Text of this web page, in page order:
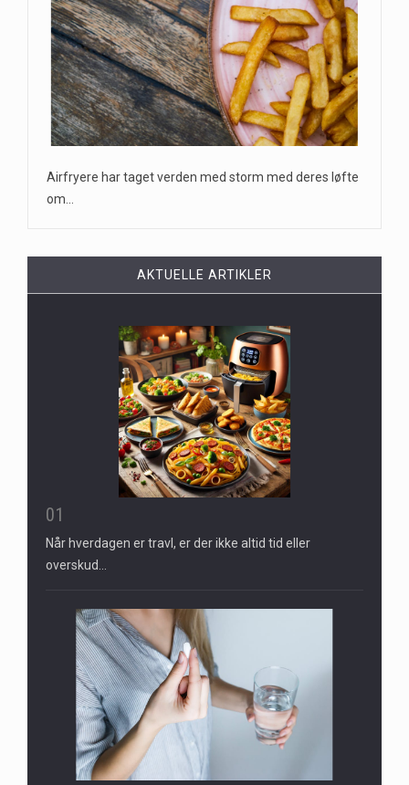
Airfryere har taget verden med storm med deres løfte
om…
AKTUELLE ARTIKLER
01
Når hverdagen er travl, er der ikke altid tid eller
overskud…